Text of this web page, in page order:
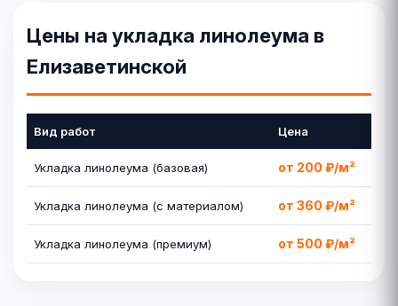
Цены на укладка линолеума в
Елизаветинской
Вид работ Цена
Укладка линолеума (базовая) от 200 ₽/м²
Укладка линолеума (с материалом) от 360 ₽/м²
Укладка линолеума (премиум) от 500 ₽/м²